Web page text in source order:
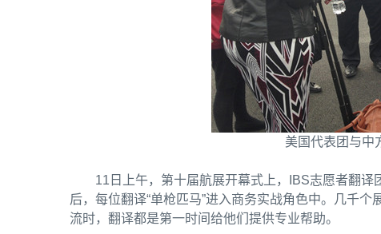
美国代表团与中
11日上午，第十届航展开幕式上，IBS志愿者翻
后，每位翻译“单枪匹马”进入商务实战角色中。几千
流时，翻译都是第一时间给他们提供专业帮助。